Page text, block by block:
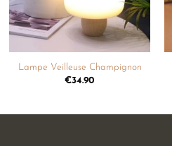
Lampe Veilleuse Champignon
€34.90